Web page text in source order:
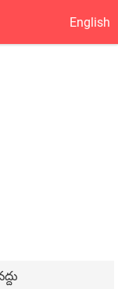
English